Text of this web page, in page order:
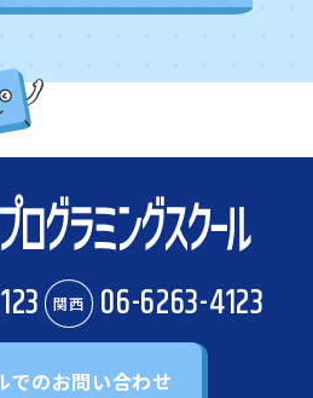
関西 06-6263-4123
でのお問い合わせ